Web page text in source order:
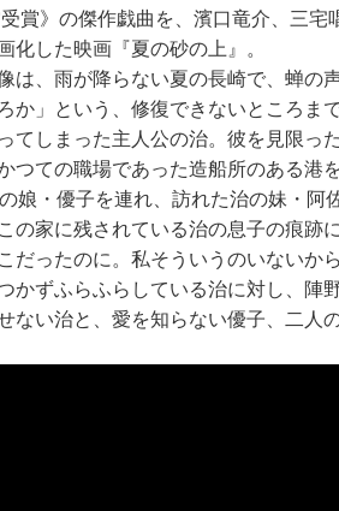
賞》の傑作戯曲を、濱⼝⻯介、三
化した映画『夏の砂の上』。
は、⾬が降らない夏の⻑崎で、蝉の
か」という、修復できないところま
てしまった主⼈公の治。彼を⾒限っ
つての職場であった造船所のある港
娘・優⼦を連れ、訪れた治の妹・阿
の家に残されている治の息⼦の痕跡
だったのに。私そういうのいないか
かずふらふらしている治に対し、陣
ない治と、愛を知らない優⼦、⼆⼈